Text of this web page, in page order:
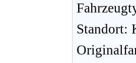
Standort: